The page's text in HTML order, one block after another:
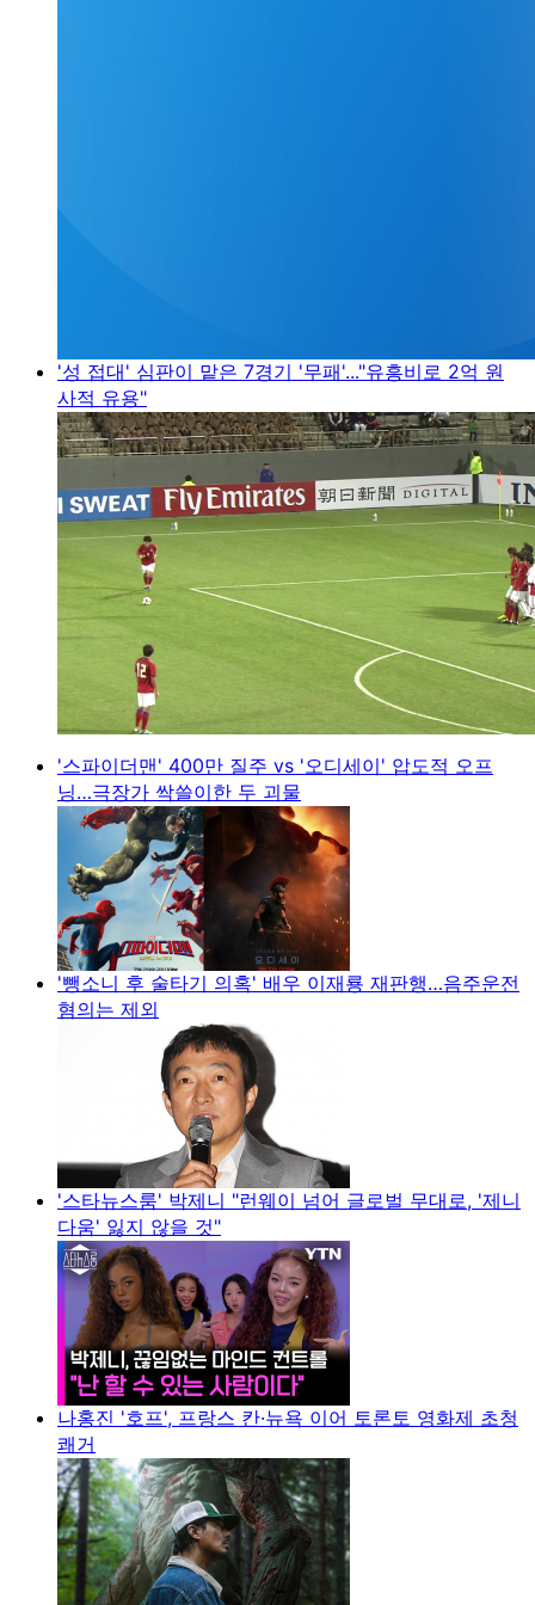
'성 접대' 심판이 맡은 7경기 '무패'..."유흥비로 2억 원
사적 유용"
'스파이더맨' 400만 질주 vs '오디세이' 압도적 오프
닝…극장가 싹쓸이한 두 괴물
'뺑소니 후 술타기 의혹' 배우 이재룡 재판행…음주운전
혐의는 제외
'스타뉴스룸' 박제니 "런웨이 넘어 글로벌 무대로, '제니
다움' 잃지 않을 것"
나홍진 '호프', 프랑스 칸·뉴욕 이어 토론토 영화제 초청
쾌거